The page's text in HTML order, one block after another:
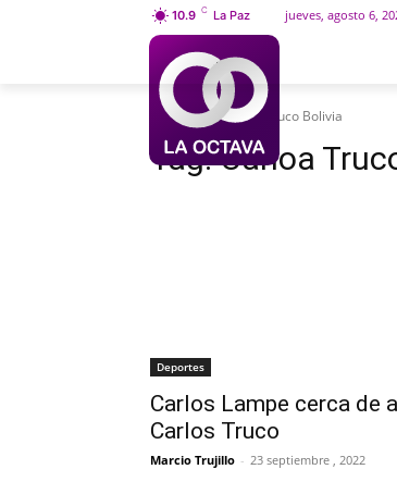
10.9 C La Paz jueves, agosto 6,
Etiquetas Carloa Truco Bolivia
Tag:Carloa
Deportes
Carlos Lampe cerca de
Carlos Truco
Marcio Trujillo - 23 septiembre , 2022